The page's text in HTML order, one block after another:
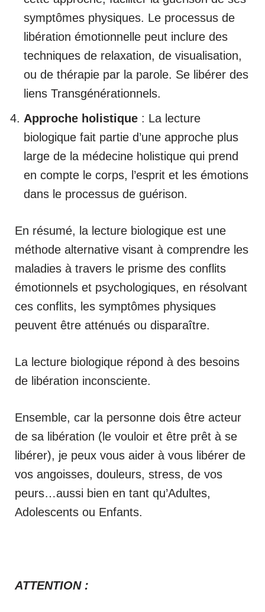
symptômes physiques. Le processus de
libération émotionnelle peut inclure des
techniques de relaxation, de visualisation,
ou de thérapie par la parole. Se libérer des
liens Transgénérationnels.
Approche holistique : La lecture
biologique fait partie d’une approche plus
large de la médecine holistique qui prend
en compte le corps, l’esprit et les émotions
dans le processus de guérison.
En résumé, la lecture biologique est une
méthode alternative visant à comprendre les
maladies à travers le prisme des conflits
émotionnels et psychologiques, en résolvant
ces conflits, les symptômes physiques
peuvent être atténués ou disparaître.
La lecture biologique répond à des besoins
de libération inconsciente.
Ensemble, car la personne dois être acteur
de sa libération (le vouloir et être prêt à se
libérer), je peux vous aider à vous libérer de
vos angoisses, douleurs, stress, de vos
peurs…aussi bien en tant qu’Adultes,
Adolescents ou Enfants.
ATTENTION :